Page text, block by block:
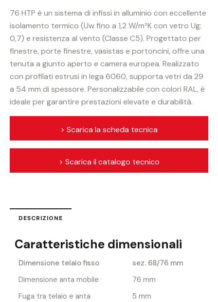
76 HTP è un sistema di infissi in alluminio con eccellente
isolamento termico (Uw fino a 1,2 W/m²K con vetro Ug:
0,7) e resistenza al vento (Classe C5). Progettato per
finestre, porte finestre, vasistas e portoncini, offre una
tenuta a giunto aperto e camera europea. Realizzato
con profilati estrusi in lega 6060, supporta vetri da 29
a 54 mm di spessore. Personalizzabile con colori RAL, è
ideale per garantire prestazioni elevate e durabilità.
> Scarica la scheda tecnica
> Scarica il catalogo tecnico
DESCRIZIONE
Caratteristiche dimensionali
Dimensione telaio fisso
sez. 68/76 mm
Dimensione anta mobile
76 mm
Fuga tra telaio e anta
5 mm